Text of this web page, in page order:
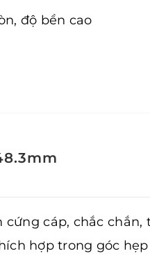
độ bền cao
cáp, chắc chắn,
hợp trong góc